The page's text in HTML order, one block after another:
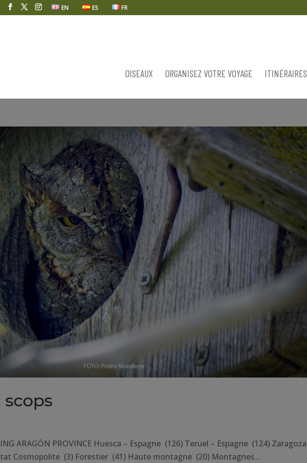
EN ES FR
OISEAUX ORGANISEZ VOTRE VOYAGE ITINÉRAIRES
ARAGÓN PROVINCE Huesca – Espagne (126) Teruel – Espagne (124) Zaragoza
Cosmopolite (3) Forestier (41) Haute montagne (20) Montagnes...